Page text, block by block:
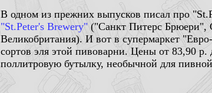
В одном из прежних выпусков писал про
"St.Peter's Brewery" ("Санкт Питерс Брюери",
Великобритания). И вот в супермаркет
сортов эля этой пивоварни. Цены от 83,90
поллитровую бутылку, необычной для